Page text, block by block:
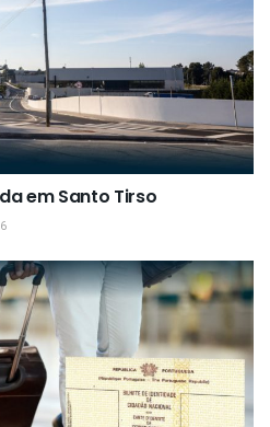
em Santo Tirso